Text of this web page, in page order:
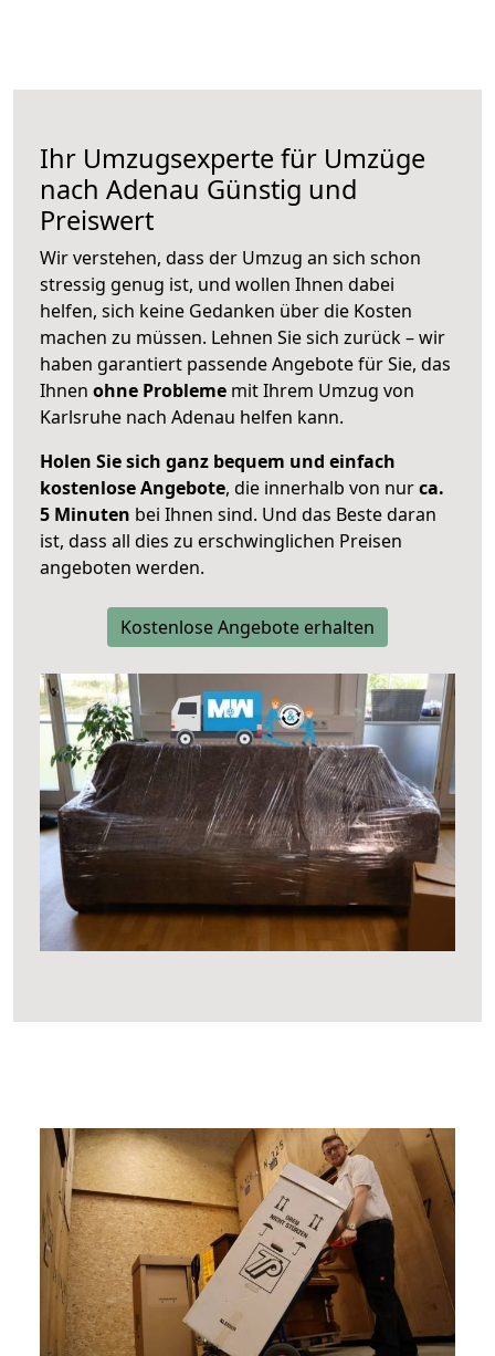
Ihr Umzugsexperte für Umzüge
nach Adenau Günstig und
Preiswert
Wir verstehen, dass der Umzug an sich schon
stressig genug ist, und wollen Ihnen dabei
helfen, sich keine Gedanken über die Kosten
machen zu müssen. Lehnen Sie sich zurück – wir
haben garantiert passende Angebote für Sie, das
Ihnen ohne Probleme mit Ihrem Umzug von
Karlsruhe nach Adenau helfen kann.
Holen Sie sich ganz bequem und einfach
kostenlose Angebote, die innerhalb von nurca.
5 Minuten bei Ihnen sind. Und das Beste daran
ist, dass all dies zu erschwinglichen Preisen
angeboten werden.
Kostenlose Angebote erhalten